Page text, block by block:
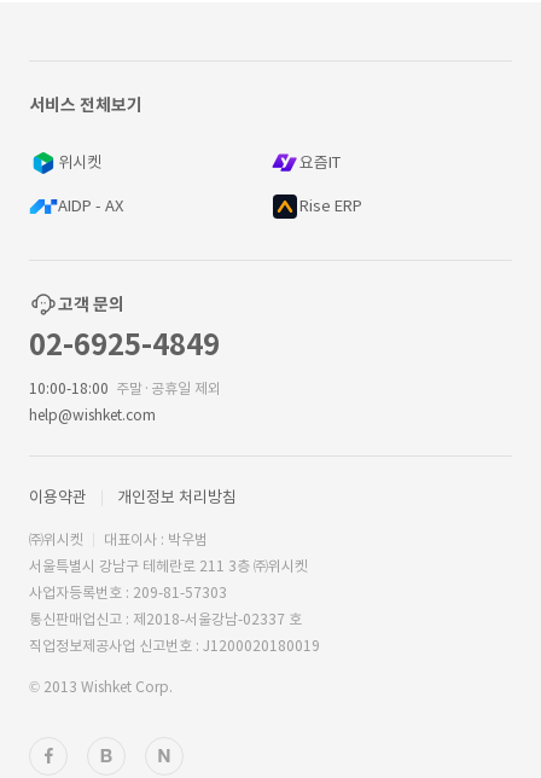
서비스 전체보기
위시켓 요즘IT
AIDP - AX Rise ERP
고객 문의
02-6925-4849
10:00-18:00 주말·공휴일 제외
help@wishket.com
이용약관 개인정보 처리방침
㈜위시켓
대표이사 : 박우범
서울특별시 강남구 테헤란로 211 3층 ㈜위시켓
사업자등록번호 : 209-81-57303
통신판매업신고 : 제2018-서울강남-02337 호
직업정보제공사업 신고번호 : J1200020180019
© 2013 Wishket Corp.